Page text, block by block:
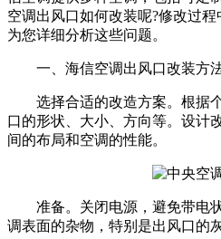
空调出风口如何改装呢?修改过
为您详细分析这些问题。
一、海信空调出风口改装方
选择合适的改造方案。根据
口的形状、大小、方向等。设计
间的布局和空调的性能。
准备。关闭电源，避免带电状
调表面的杂物，特别是出风口的